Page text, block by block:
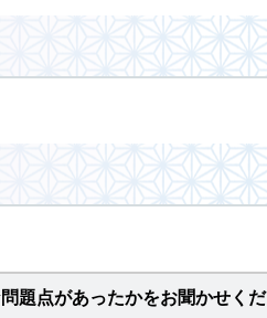
題点があったかをお聞かせくだ